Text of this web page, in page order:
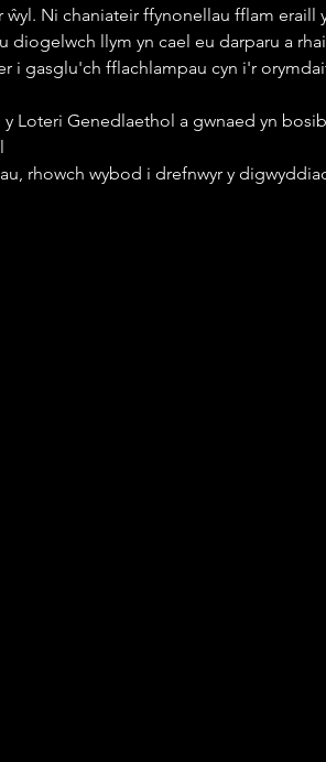
ŵyl. Ni chaniateir ffynonellau fflam eraill
diogelwch llym yn cael eu darparu a
i gasglu'ch fflachlampau cyn i'r
Loteri Genedlaethol a gwnaed yn
rhowch wybod i drefnwyr y